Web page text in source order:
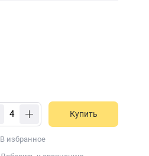
Купить
В избранное